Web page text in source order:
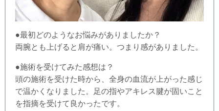
●最初どのようなお悩みがありましたか？
両腕とも上げると肩が痛い。つまり感がありました。
●施術を受けてみた感想は？
頭の施術を受けた時から、全身の血流が上がった感じ
で温かくなりました。足の指やアキレス腱が固いこと
を指摘を受けて良かったです。